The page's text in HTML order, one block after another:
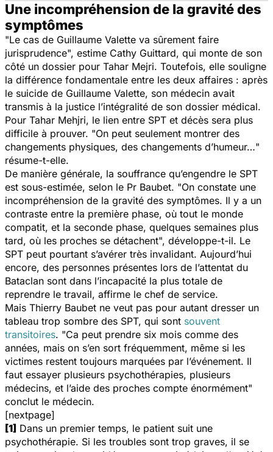
Une incompréhension de la gravité des
symptômes
"Le cas de Guillaume Valette va sûrement faire
jurisprudence", estime Cathy Guittard, qui monte de son
côté un dossier pour Tahar Mejri. Toutefois, elle souligne
la différence fondamentale entre les deux affaires : après
le suicide de Guillaume Valette, son médecin avait
transmis à la justice l’intégralité de son dossier médical.
Pour Tahar Mehjri, le lien entre SPT et décès sera plus
difficile à prouver. "On peut seulement montrer des
changements physiques, des changements d’humeur…"
résume-t-elle.
De manière générale, la souffrance qu’engendre le SPT
est sous-estimée, selon le Pr Baubet. "On constate une
incompréhension de la gravité des symptômes. Il y a un
contraste entre la première phase, où tout le monde
compatit, et la seconde phase, quelques semaines plus
tard, où les proches se détachent", développe-t-il. Le
SPT peut pourtant s’avérer très invalidant. Aujourd’hui
encore, des personnes présentes lors de l’attentat du
Bataclan sont dans l’incapacité la plus totale de
reprendre le travail, affirme le chef de service.
Mais Thierry Baubet ne veut pas pour autant dresser un
tableau trop sombre des SPT, qui sont souvent
transitoires. "Ca peut prendre six mois comme des
années, mais on s’en sort fréquemment, même si les
victimes restent toujours marquées par l’événement. Il
faut essayer plusieurs psychothérapies, plusieurs
médecins, et l’aide des proches compte énormément"
conclut le médecin.
[nextpage]
[1] Dans un premier temps, le patient suit une
psychothérapie. Si les troubles sont trop graves, il se